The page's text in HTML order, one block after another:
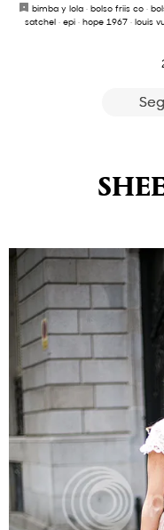
bimba y lola · bolso friis co ·
satchel· epi· hope 1967· louis